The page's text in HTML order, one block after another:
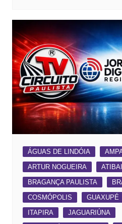
ÁGUAS DE LINDÓIA
ARTUR NOGUEIRA
BRAGANÇA PAULISTA
COSMÓPOLIS
GUAXUPÉ
ITAPIRA
JAGUARIÚNA